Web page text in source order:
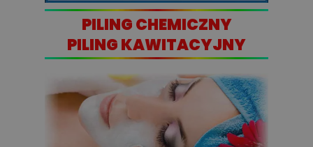
PILING CHEMICZNY
PILING KAWITACYJNY